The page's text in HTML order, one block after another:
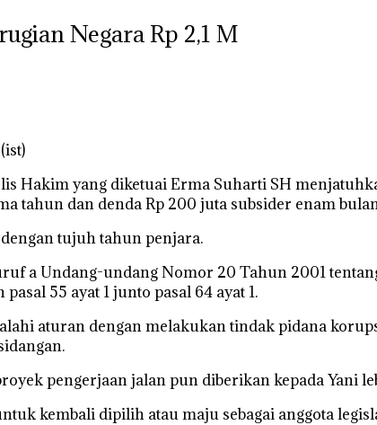
Negara Rp 2,1 M
Hakim yang diketuai Erma Suharti SH
tahun dan denda Rp 200 juta subsider enam
tujuh tahun penjara.
a Undang-undang Nomor 20 Tahun 2001
55 ayat 1 junto pasal 64 ayat 1.
aturan dengan melakukan tindak pidana
pengerjaan jalan pun diberikan kepada Yani
kembali dipilih atau maju sebagai anggota